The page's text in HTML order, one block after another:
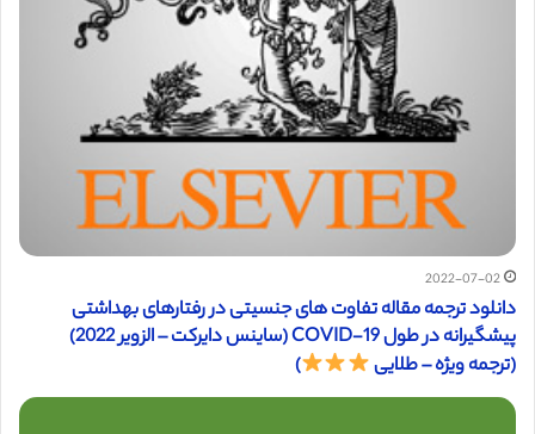
2022-07-02
دانلود ترجمه مقاله تفاوت های جنسیتی در رفتارهای بهداشتی
پیشگیرانه در طول COVID-19 (ساینس دایرکت – الزویر 2022)
(ترجمه ویژه – طلایی
)